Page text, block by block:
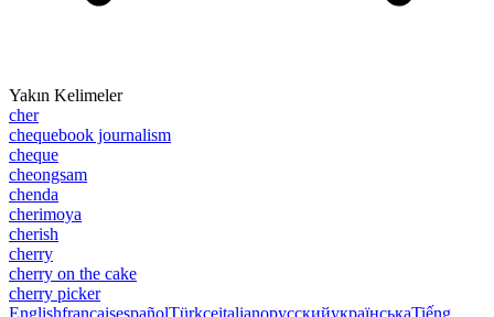
Yakın Kelimeler
cher
chequebook journalism
cheque
cheongsam
chenda
cherimoya
cherish
cherry
cherry on the cake
cherry picker
EnglishfrançaisespañolTürkçeitalianoрусскийукраїнськаTiếng